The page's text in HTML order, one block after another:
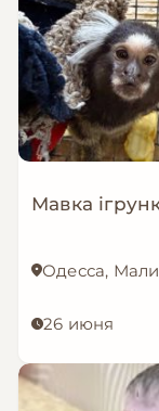
Мавка
Одесса,
26 июня